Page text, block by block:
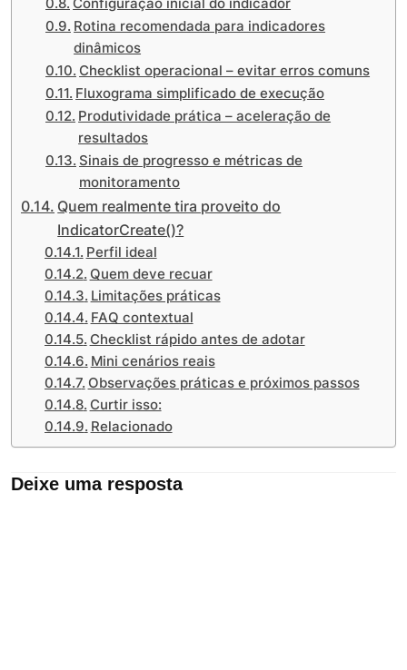
Rotina recomendada para indicadores
dinâmicos
Checklist operacional – evitar erros comuns
Fluxograma simplificado de execução
Produtividade prática – aceleração de
resultados
Sinais de progresso e métricas de
monitoramento
Quem realmente tira proveito do
IndicatorCreate()?
Perfil ideal
Quem deve recuar
Limitações práticas
FAQ contextual
Checklist rápido antes de adotar
Mini cenários reais
Observações práticas e próximos passos
Curtir isso:
Relacionado
Deixe uma resposta